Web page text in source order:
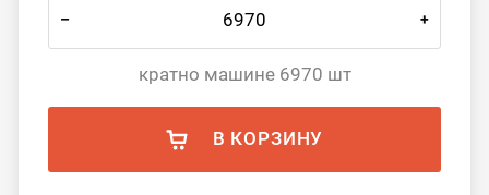
– +
кратно машине 6970 шт
В КОРЗИНУ